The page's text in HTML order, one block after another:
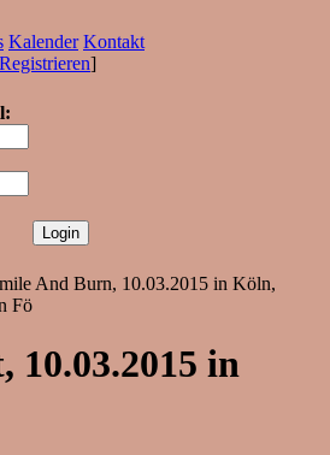
Kalender Kontakt
Registrieren]
And Burn, 10.03.2015 in Köln,
Fö
10.03.2015 in